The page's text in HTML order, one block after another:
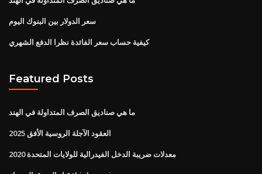
سعر الدولار بين البنوك اليوم
كيفية حساب سعر الفائدة نظرا الدفع الشهري
Featured Posts
ما هي صناديق الصرف المتداولة في الهند
العقود الآجلة الروسية الأفق 2025
معدلات ضريبة الدخل الفيدرالية للولايات المتحدة 2020